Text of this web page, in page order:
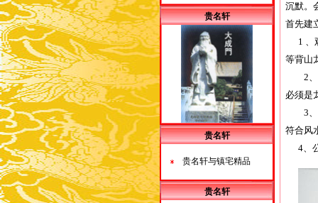
贵名轩
贵名轩
贵名轩与镇宅精品
贵名轩
沉默。
首先建
1 、
等背山
2、观
必须是
3、公
符合风
4、公